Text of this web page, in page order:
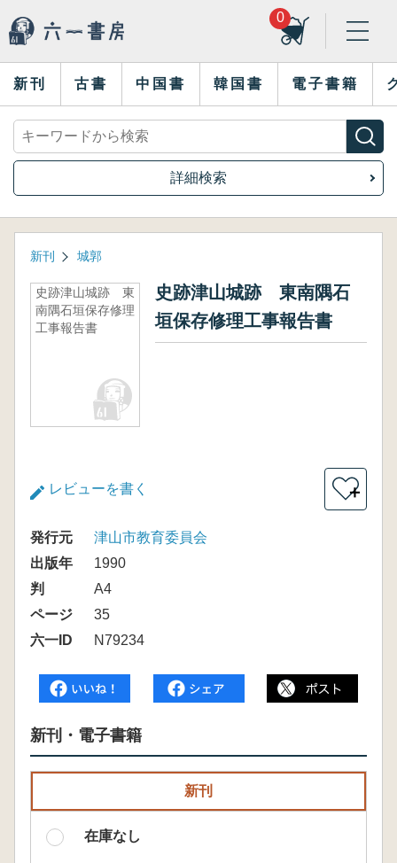
0
新刊 古書 中国書 韓国書 電子書籍
詳細検索
新刊 城郭
史跡津山城跡 東
南隅石垣保存修理
工事報告書
史跡津山城跡 東南隅石
垣保存修理工事報告書
レビューを書く ＋
発行元
津山市教育委員会
出版年
1990
判
A4
ページ
35
六一ID
N79234
新刊・電子書籍
新刊
在庫なし